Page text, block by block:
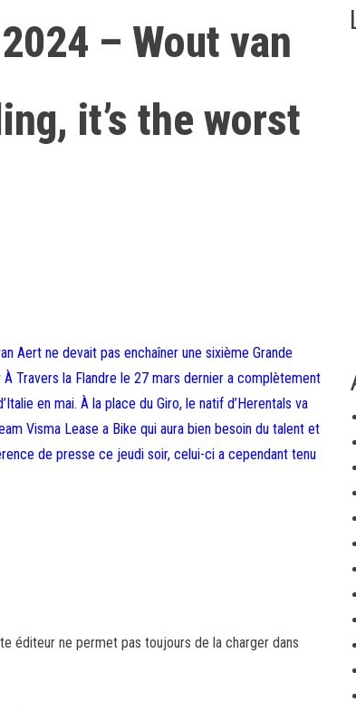
– Wout van
it’s the worst
Aert ne devait pas enchaîner une sixième Grande
Travers la Flandre le 27 mars dernier a complètement
en mai. À la place du Giro, le natif d’Herentals va
Visma Lease a Bike qui aura bien besoin du talent et
de presse ce jeudi soir, celui-ci a cependant tenu
éditeur ne permet pas toujours de la charger dans